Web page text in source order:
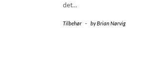
det…
Tilbehør - byBrian Nørvig